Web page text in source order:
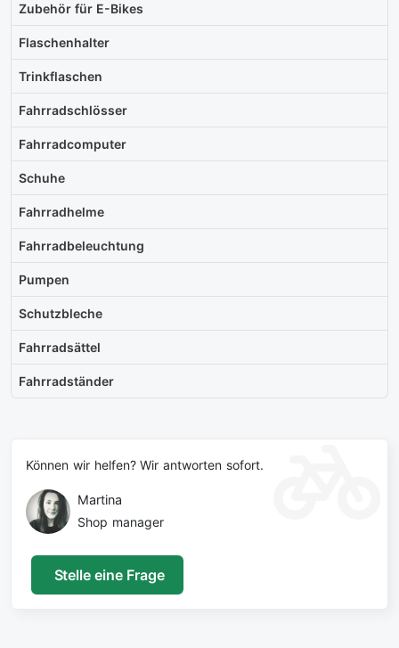
Zubehör für E-Bikes
Flaschenhalter
Trinkflaschen
Fahrradschlösser
Fahrradcomputer
Schuhe
Fahrradhelme
Fahrradbeleuchtung
Pumpen
Schutzbleche
Fahrradsättel
Fahrradständer
Können wir helfen? Wir antworten sofort.
Martina
Shop manager
Stelle eine Frage